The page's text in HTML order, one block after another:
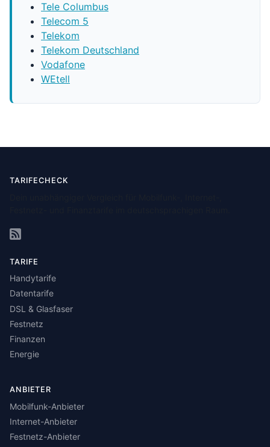
Tele Columbus
Telecom 5
Telekom
Telekom Deutschland
Vodafone
WEtell
TARIFECHECK
TARIFE
Handytarife
Datentarife
DSL & Glasfaser
Festnetz
Finanzen
Energie
ANBIETER
Mobilfunk-Anbieter
Internet-Anbieter
Festnetz-Anbieter